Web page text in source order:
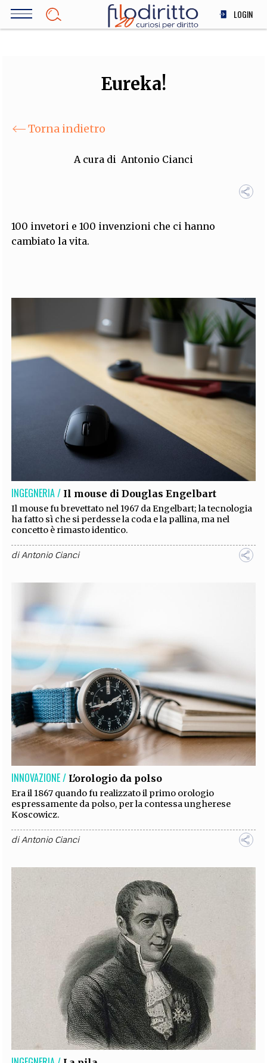
Salta
LOGIN
SOCIETÀ
STORIA E FILOSOFIA
ALTRO
TEAM
FILODIRITTO REDAZIONE COMITATO SCIENTIFICO AUTORI
FOTOGRAFI
CODICI RUBRICHE LIBRI PROCEEDINGS PUBBLICITÀ CONTATTI
SOCIAL MEDIA
Eureka!
Torna indietro
A cura di Antonio Cianci
100 invetori e 100 invenzioni che ci hanno
cambiato la vita.
INGEGNERIA / Il mouse di Douglas Engelbart
Il mouse fu brevettato nel 1967 da Engelbart; la tecnologia
ha fatto sì che si perdesse la coda e la pallina, ma nel
concetto è rimasto identico.
diAntonio Cianci
INNOVAZIONE / L'orologio da polso
Era il 1867 quando fu realizzato il primo orologio
espressamente da polso, per la contessa ungherese
Koscowicz.
diAntonio Cianci